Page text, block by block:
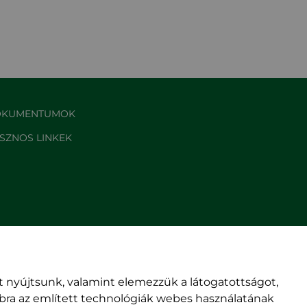
LINKEK
nyújtsunk, valamint elemezzük a látogatottságot,
az említett technológiák webes használatának